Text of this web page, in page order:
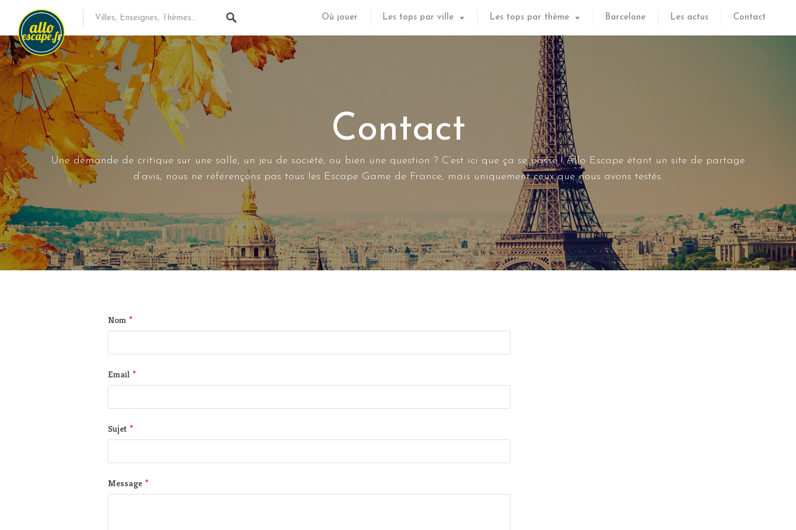
Où jouer Les tops par ville Les tops par thème Barcelone Les actus Contact
Contact
Une demande de critique sur une salle, un jeu de société, ou bien une question ? C’est ici que ça se passe ! Allo Escape étant un site de partage
d’avis, nous ne référençons pas tous les Escape Game de France, mais uniquement ceux que nous avons testés.
Nom *
Email *
Sujet *
Message *